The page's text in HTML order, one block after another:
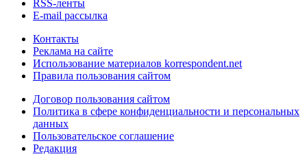
RSS-ленты
E-mail рассылка
Контакты
Реклама на сайте
Использование материалов korrespondent.net
Правила пользования сайтом
Договор пользования сайтом
Политика в сфере конфиденциальности и персональных
данных
Пользовательское соглашение
Редакция